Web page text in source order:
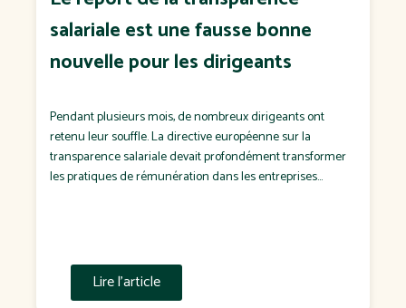
salariale est une fausse bonne
nouvelle pour les dirigeants
Pendant plusieurs mois, de nombreux dirigeants ont
retenu leur souffle. La directive européenne sur la
transparence salariale devait profondément transformer
les pratiques de rémunération dans les entreprises
Lire l'article